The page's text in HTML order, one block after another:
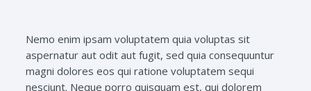
Nemo enim ipsam voluptatem quia voluptas sit
aspernatur aut odit aut fugit, sed quia consequuntur
magni dolores eos qui ratione voluptatem sequi
nesciunt. Neque porro quisquam est, qui dolorem